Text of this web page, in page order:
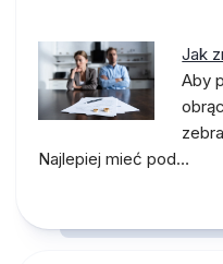
Jak
Aby
Najlepiej mieć pod…